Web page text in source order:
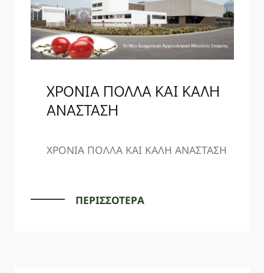
ΧΡΟΝΙΑ ΠΟΛΛΑ ΚΑΙ ΚΑΛΗ
ΑΝΑΣΤΑΣΗ
ΧΡΟΝΙΑ ΠΟΛΛΑ ΚΑΙ ΚΑΛΗ ΑΝΑΣΤΑΣΗ
ΠΕΡΙΣΣΟΤΕΡΑ